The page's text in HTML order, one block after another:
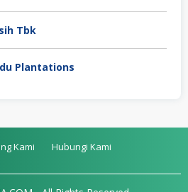
Tbk
Plantations
Kami Hubungi Kami